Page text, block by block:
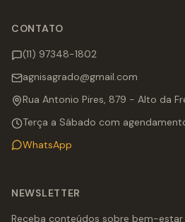
CONTATO
(11) 97348-1802
agnisagrado@gmail.com
Rua Antonio Pires, 879 - Alto da
Terça a Sábado com
WhatsApp
NEWSLETTER
Receba conteúdos sobre bem-estar